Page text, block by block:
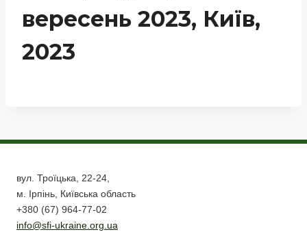
вересень 2023, Київ,
2023
вул. Троїцька, 22-24,
м. Ірпінь, Київська область
+380 (67) 964-77-02
info@sfi-ukraine.org.ua